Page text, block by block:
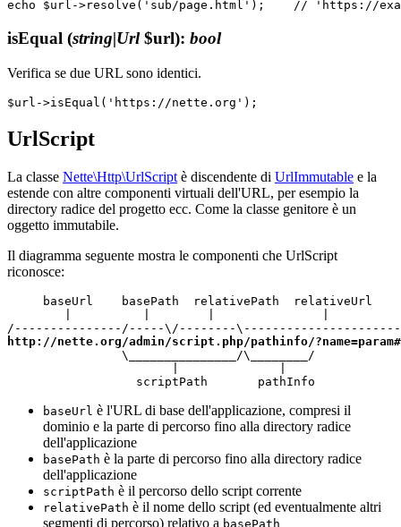
isEqual (string|Url$url): bool
Verifica se due URL sono identici.
UrlScript
La classe Nette\Http\UrlScript è discendente di UrlImmutable e la
estende con altre componenti virtuali dell'URL, per esempio la
directory radice del progetto ecc. Come la classe genitore è un
oggetto immutabile.
Il diagramma seguente mostra le componenti che UrlScript
riconosce:
     baseUrl    basePath  relativePath  relativeUrl
http://nette.org/admin/script.php/pathinfo/
                \_______________/\________/
                  scriptPath       pathInfo
baseUrl è l'URL di base dell'applicazione, compresi il
dominio e la parte di percorso fino alla directory radice
dell'applicazione
basePath è la parte di percorso fino alla directory radice
dell'applicazione
scriptPath è il percorso dello script corrente
relativePath è il nome dello script (ed eventualmente altri
segmenti di percorso) relativo a basePath